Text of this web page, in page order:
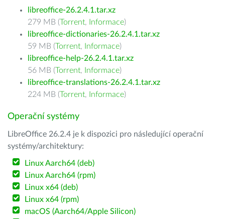
libreoffice-26.2.4.1.tar.xz
279 MB (Torrent, Informace)
libreoffice-dictionaries-26.2.4.1.tar.xz
59 MB (Torrent, Informace)
libreoffice-help-26.2.4.1.tar.xz
56 MB (Torrent, Informace)
libreoffice-translations-26.2.4.1.tar.xz
224 MB (Torrent, Informace)
Operační systémy
LibreOffice 26.2.4 je k dispozici pro následující operační
systémy/architektury:
Linux Aarch64 (deb)
Linux Aarch64 (rpm)
Linux x64 (deb)
Linux x64 (rpm)
macOS (Aarch64/Apple Silicon)